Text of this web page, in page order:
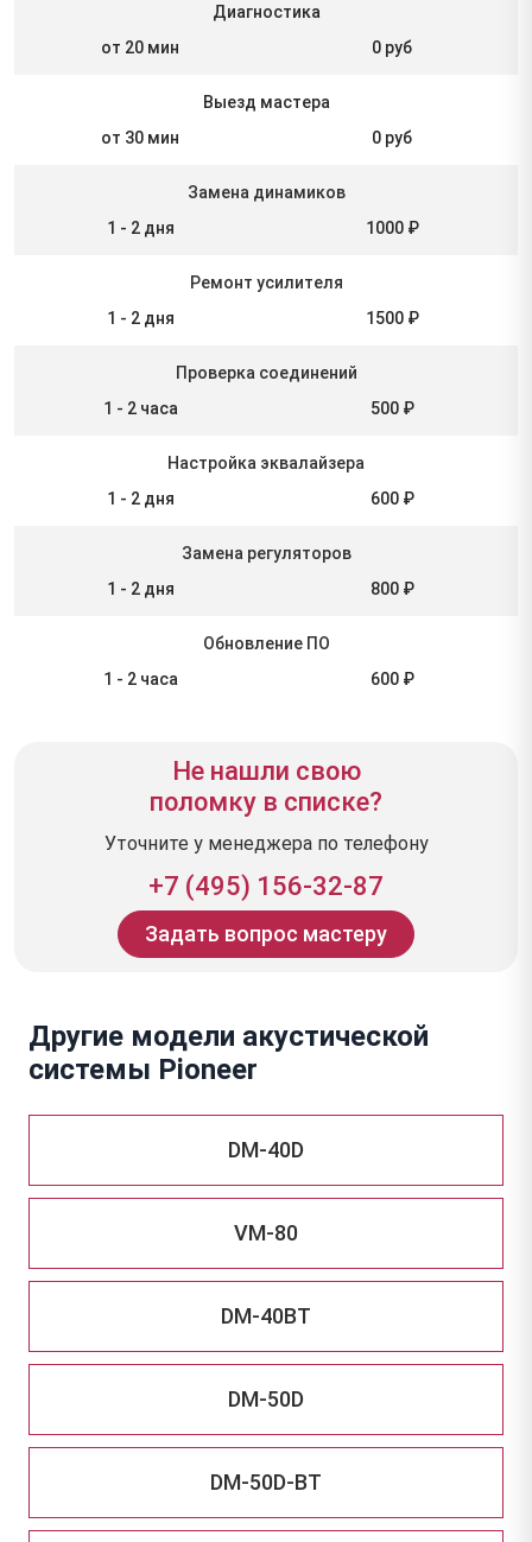
Диагностика
от 20 мин
0 руб
Выезд мастера
от 30 мин
0 руб
Замена динамиков
1 - 2 дня
1000 ₽
Ремонт усилителя
1 - 2 дня
1500 ₽
Проверка соединений
1 - 2 часа
500 ₽
Настройка эквалайзера
1 - 2 дня
600 ₽
Замена регуляторов
1 - 2 дня
800 ₽
Обновление ПО
1 - 2 часа
600 ₽
Не нашли свою
поломку в списке?
Уточните у менеджера по телефону
+7 (495) 156-32-87
Задать вопрос мастеру
Другие модели акустической
системы Pioneer
DM-40D
VM-80
DM-40BT
DM-50D
DM-50D-BT